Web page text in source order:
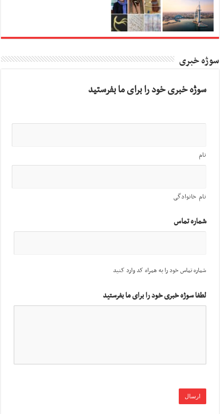
سوژه خبری
سوژه خبری خود را برای ما بفرستید
نام
نام خانوادگی
شماره تماس
شماره تماس خود را به همراه کد وارد کنید
لطفا سوژه خبری خود را برای ما بفرستید